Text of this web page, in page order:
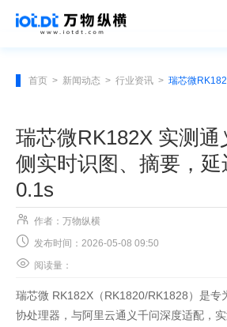
首页 > 新闻动态 > 行业资讯 >
瑞芯微RK182X 实测通
侧实时识图、摘要，延
0.1s
 作者：万物纵横
 发布时间：2026-05-08 09:50
 阅读量：
瑞芯微 RK182X（RK1820/RK1828）是专
协处理器，与阿里云通义千问深度适配，